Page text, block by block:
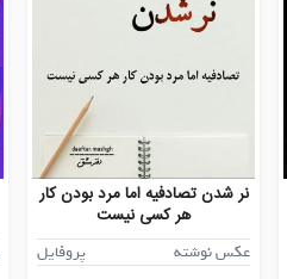
نر شدن تصادفیه اما مرد بودن کار
هر کسی نیست
عکس نوشته
پروفایل